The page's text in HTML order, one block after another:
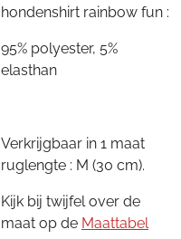
hondenshirt rainbow fun :
95% polyester, 5%
elasthan
Verkrijgbaar in 1 maat
ruglengte : M (30 cm).
Kijk bij twijfel over de
maat op de Maattabel